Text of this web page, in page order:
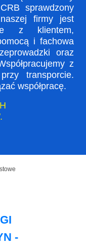
sprawdzony
firmy jest
z klientem,
i fachowa
oraz
z
transporcie.
współpracę.
-